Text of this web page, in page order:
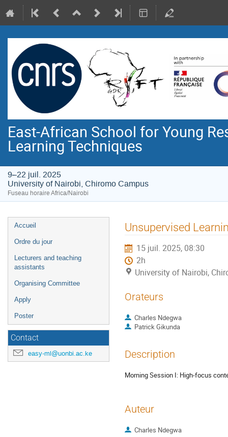
East-African School for Young
Learning Techniques
9–22 juil. 2025
University of Nairobi, Chiromo Campus
Fuseau horaire Africa/Nairobi
Menu
de
Accueil
Ordre du jour
Lecturers and teaching
assistants
Organising Committee
Apply
Poster
Contact
easy-ml@uonbi.ac.ke
Unsupervised
15 juil. 2025, 08:30
2h
University of Nairobi,
Orateurs
Charles Ndegwa
Patrick Gikunda
Description
Morning Session I: High-focus
Auteur
Charles Ndegwa